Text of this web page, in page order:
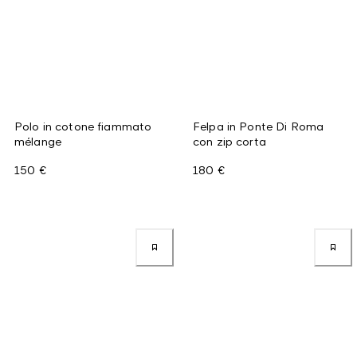
Polo in cotone fiammato
mélange
150 €
Felpa in Ponte Di Roma
con zip corta
180 €